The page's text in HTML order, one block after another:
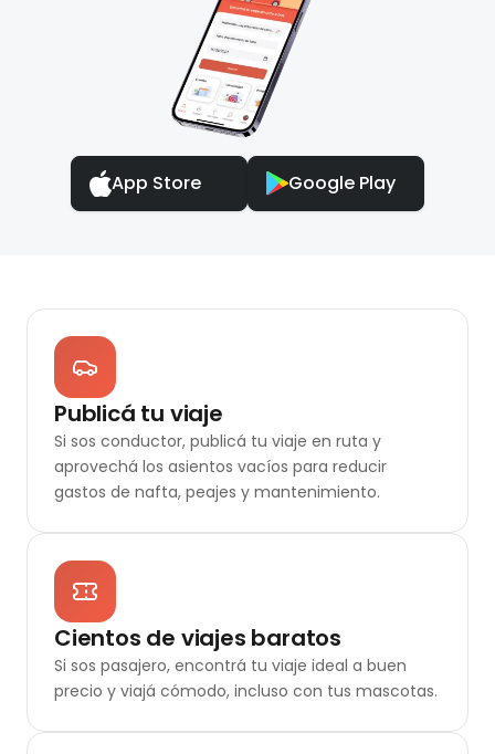
App Store Google Play
Publicá tu viaje
Si sos conductor, publicá tu viaje en ruta y
aprovechá los asientos vacíos para reducir
gastos de nafta, peajes y mantenimiento.
Cientos de viajes baratos
Si sos pasajero, encontrá tu viaje ideal a buen
precio y viajá cómodo, incluso con tus mascotas.